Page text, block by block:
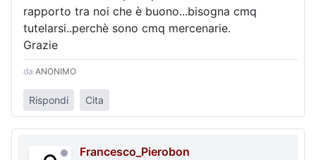
rapporto tra noi che è buono...bisogna cmq
tutelarsi..perchè sono cmq mercenarie.
Grazie
da ANONIMO
Rispondi Cita
Francesco_Pierobon